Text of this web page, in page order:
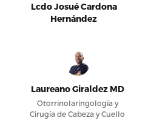
Lcdo Josué Cardona
Hernández
Laureano Giraldez MD
Otorrinolaringología y
Cirugía de Cabeza y Cuello